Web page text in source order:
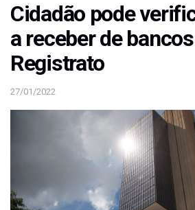
Cidadão pode
a receber de
Registrato
27/01/2022